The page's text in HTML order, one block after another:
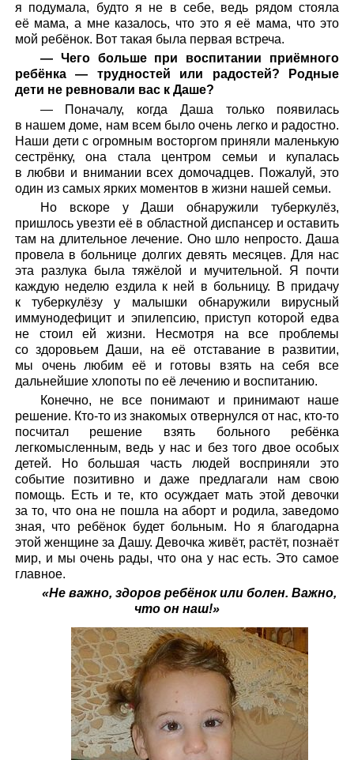
я подумала, будто я не в себе, ведь рядом стояла
её мама, а мне казалось, что это я её мама, что это
мой ребёнок. Вот такая была первая встреча.
— Чего больше при воспитании приёмного
ребёнка — трудностей или радостей? Родные
дети не ревновали вас к Даше?
— Поначалу, когда Даша только появилась
в нашем доме, нам всем было очень легко и радостно.
Наши дети с огромным восторгом приняли маленькую
сестрёнку, она стала центром семьи и купалась
в любви и внимании всех домочадцев. Пожалуй, это
один из самых ярких моментов в жизни нашей семьи.
Но вскоре у Даши обнаружили туберкулёз,
пришлось увезти её в областной диспансер и оставить
там на длительное лечение. Оно шло непросто. Даша
провела в больнице долгих девять месяцев. Для нас
эта разлука была тяжёлой и мучительной. Я почти
каждую неделю ездила к ней в больницу. В придачу
к туберкулёзу у малышки обнаружили вирусный
иммунодефицит и эпилепсию, приступ которой едва
не стоил ей жизни. Несмотря на все проблемы
со здоровьем Даши, на её отставание в развитии,
мы очень любим её и готовы взять на себя все
дальнейшие хлопоты по её лечению и воспитанию.
Конечно, не все понимают и принимают наше
решение. Кто-то из знакомых отвернулся от нас, кто-то
посчитал решение взять больного ребёнка
легкомысленным, ведь у нас и без того двое особых
детей. Но большая часть людей восприняли это
событие позитивно и даже предлагали нам свою
помощь. Есть и те, кто осуждает мать этой девочки
за то, что она не пошла на аборт и родила, заведомо
зная, что ребёнок будет больным. Но я благодарна
этой женщине за Дашу. Девочка живёт, растёт, познаёт
мир, и мы очень рады, что она у нас есть. Это самое
главное.
«Не важно, здоров ребёнок или болен. Важно,
что он наш!»